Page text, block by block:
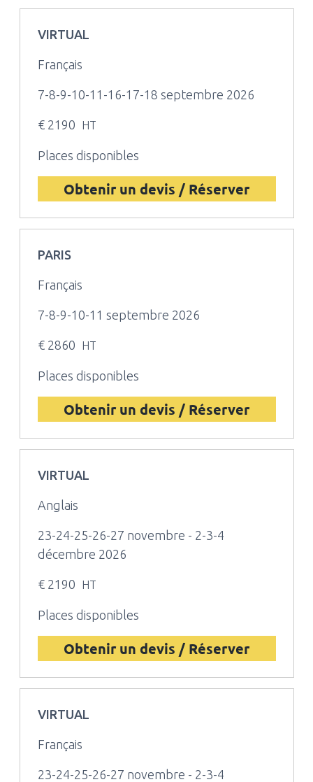
VIRTUAL
Français
7-8-9-10-11-16-17-18 septembre 2026
€ 2190 HT
Places disponibles
Obtenir un devis / Réserver
PARIS
Français
7-8-9-10-11 septembre 2026
€ 2860 HT
Places disponibles
Obtenir un devis / Réserver
VIRTUAL
Anglais
23-24-25-26-27 novembre - 2-3-4
décembre 2026
€ 2190 HT
Places disponibles
Obtenir un devis / Réserver
VIRTUAL
Français
23-24-25-26-27 novembre - 2-3-4